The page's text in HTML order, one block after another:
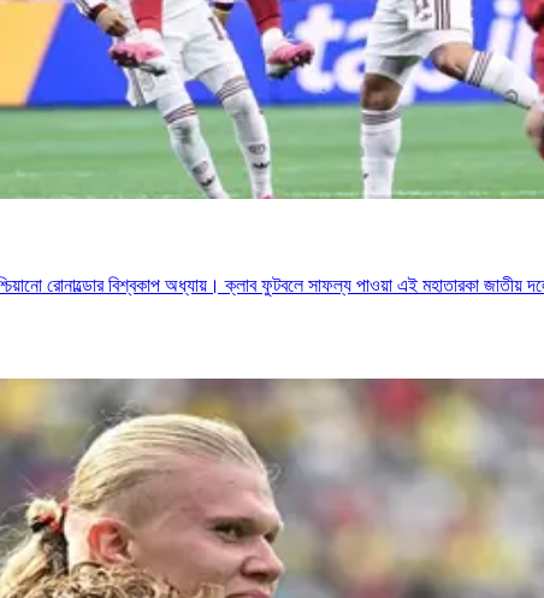
রোনাল্ডোর বিশ্বকাপ অধ্যায়। ক্লাব ফুটবলে সাফল্য পাওয়া এই মহাতারকা